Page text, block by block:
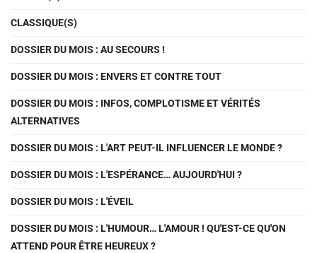
CLASSIQUE(S)
DOSSIER DU MOIS : AU SECOURS !
DOSSIER DU MOIS : ENVERS ET CONTRE TOUT
DOSSIER DU MOIS : INFOS, COMPLOTISME ET VÉRITÉS
ALTERNATIVES
DOSSIER DU MOIS : L'ART PEUT-IL INFLUENCER LE MONDE ?
DOSSIER DU MOIS : L'ESPÉRANCE… AUJOURD'HUI ?
DOSSIER DU MOIS : L'ÉVEIL
DOSSIER DU MOIS : L'HUMOUR… L'AMOUR ! QU'EST-CE QU'ON
ATTEND POUR ÊTRE HEUREUX ?